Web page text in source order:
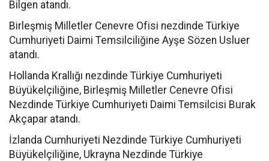
Bilgen atandı.
Birleşmiş Milletler Cenevre Ofisi nezdinde Türkiye
Cumhuriyeti Daimi Temsilciliğine Ayşe Sözen Usluer
atandı.
Hollanda Krallığı nezdinde Türkiye Cumhuriyeti
Büyükelçiliğine, Birleşmiş Milletler Cenevre Ofisi
Nezdinde Türkiye Cumhuriyeti Daimi Temsilcisi Burak
Akçapar atandı.
İzlanda Cumhuriyeti Nezdinde Türkiye Cumhuriyeti
Büyükelçiliğine, Ukrayna Nezdinde Türkiye